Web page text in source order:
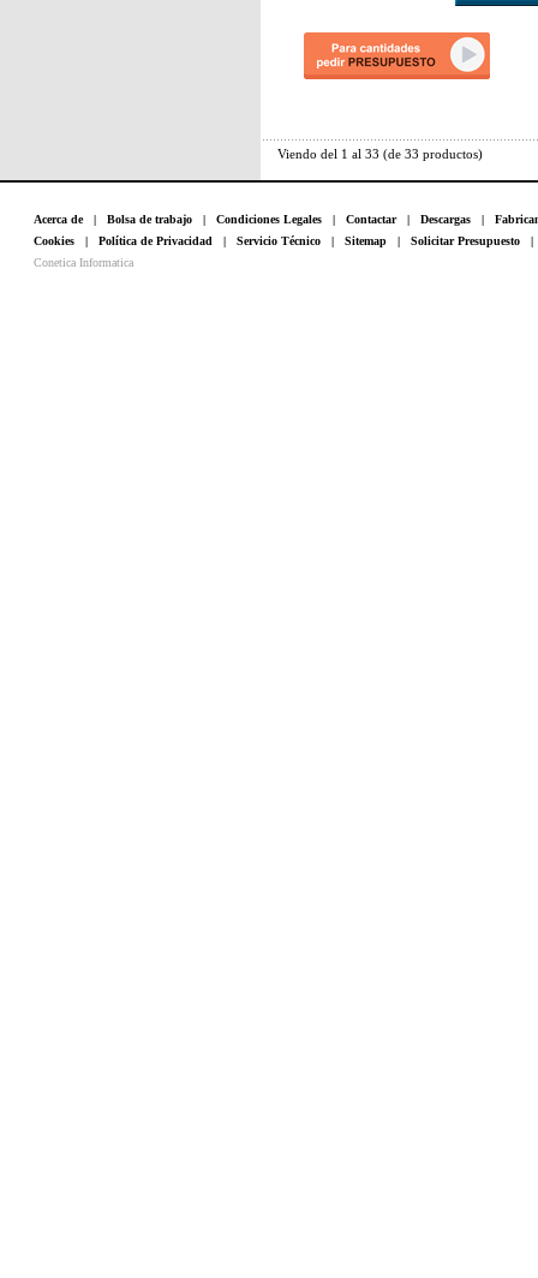
Viendo del 1 al 33 (de 33 productos)
Acerca de| Bolsa de trabajo | Condiciones Legales | Contactar| Descargas |
Cookies | Política de Privacidad | Servicio Técnico | Sitemap | Solicitar Presupuesto
Conetica Informatica